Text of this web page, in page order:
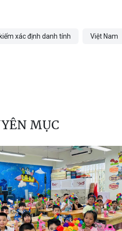
xác định danh tính Việt Nam
MỤC